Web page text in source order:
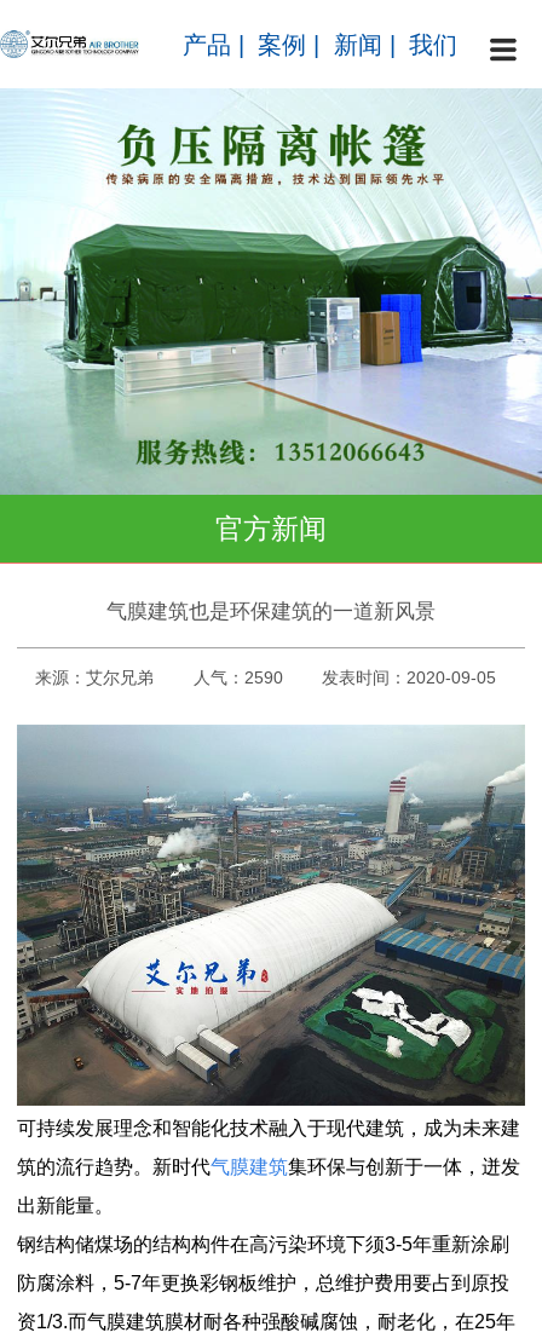
产品 案例 新闻 我们
官方新闻
气膜建筑也是环保建筑的一道新风景
来源：艾尔兄弟 人气：2590 发表时间：2020-09-05
可持续发展理念和智能化技术融入于现代建筑，成为未来建
筑的流行趋势。新时代气膜建筑集环保与创新于一体，迸发
出新能量。
钢结构储煤场的结构构件在高污染环境下须3-5年重新涂刷
防腐涂料，5-7年更换彩钢板维护，总维护费用要占到原投
资1/3.而气膜建筑膜材耐各种强酸碱腐蚀，耐老化，在25年